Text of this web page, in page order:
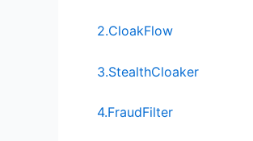
2.CloakFlow
3.StealthCloaker
4.FraudFilter